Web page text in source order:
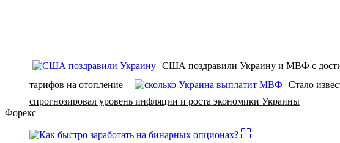
США поздравили Украину и МВФ с
тарифов на отопление
Стало
спрогнозировал уровень инфляции и роста экономики Украины
Форекс